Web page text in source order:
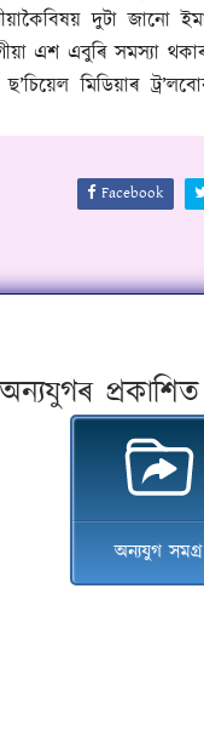
বিষয় দুটা জানো
এশ এবুৰি সমস্যা
ছ’চিয়েল মিডিয়াৰ
Facebook
অন্যযুগৰ
অন্যযুগ সমগ্ৰ